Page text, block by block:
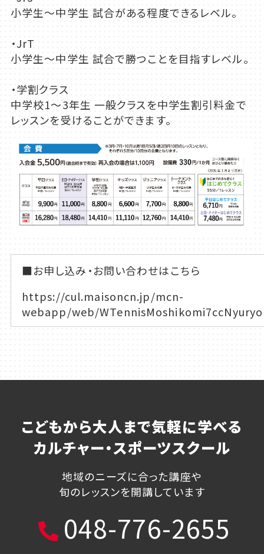
小学生～中学生 試合がある程度できるレベル。
・JrT
小学生～中学生 試合で勝つことを目指すレベル。
・学割クラス
中学校1～3年生 一般クラスを中学生割引料金で
レッスンを受けることができます。
■お申し込み・お問い合わせはこちら
https://cul.maisoncn.jp/mcn-
webapp/web/
こどもから大人まで気軽に学べる
カルチャー・スポーツスクール
地域のニーズに合った講座や
旬のレッスンを開講しています
048-776-2655